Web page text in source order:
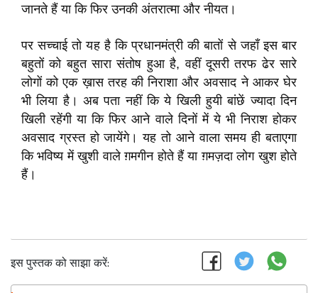
जानते हैं या कि फिर उनकी अंतरात्मा और नीयत।
पर सच्चाई तो यह है कि प्रधानमंत्री की बातों से जहाँ इस बार
बहुतों को बहुत सारा संतोष हुआ है, वहीं दूसरी तरफ ढेर सारे
लोगों को एक ख़ास तरह की निराशा और अवसाद ने आकर घेर
भी लिया है। अब पता नहीं कि ये खिली हुयी बांछें ज्यादा दिन
खिली रहेंगी या कि फिर आने वाले दिनों में ये भी निराश होकर
अवसाद ग्रस्त हो जायेंगे। यह तो आने वाला समय ही बताएगा
कि भविष्य में खुशी वाले ग़मगीन होते हैं या ग़मज़दा लोग खुश होते
हैं।
इस पुस्तक को साझा करें: